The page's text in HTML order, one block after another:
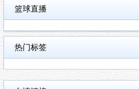
篮球直播
热门标签